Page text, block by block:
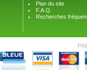
Plan du site
F.A.Q.
Recherches